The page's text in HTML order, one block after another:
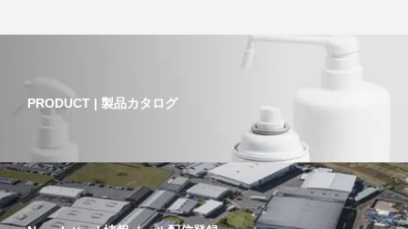
PRODUCT | 製品カタログ